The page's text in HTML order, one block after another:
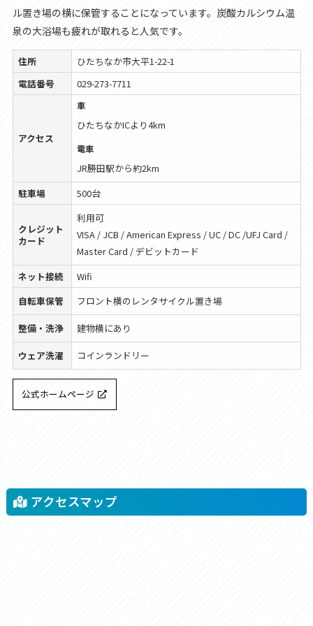
ル置き場の横に保管することになっています。炭酸カルシウム温
泉の大浴場も疲れが取れると人気です。
住所
ひたちなか市大平1-22-1
電話番号
029-273-7711
アクセス
車
ひたちなかICより4km
電車
JR勝田駅から約2km
駐車場
500台
クレジット
カード
利用可
VISA / JCB / American Express / UC / DC /UFJ Card /
Master Card / デビットカード
ネット接続
Wifi
自転車保管
フロント横のレンタサイクル置き場
整備・洗浄 建物横にあり
ウェア洗濯 コインランドリー
公式ホームページ
アクセスマップ